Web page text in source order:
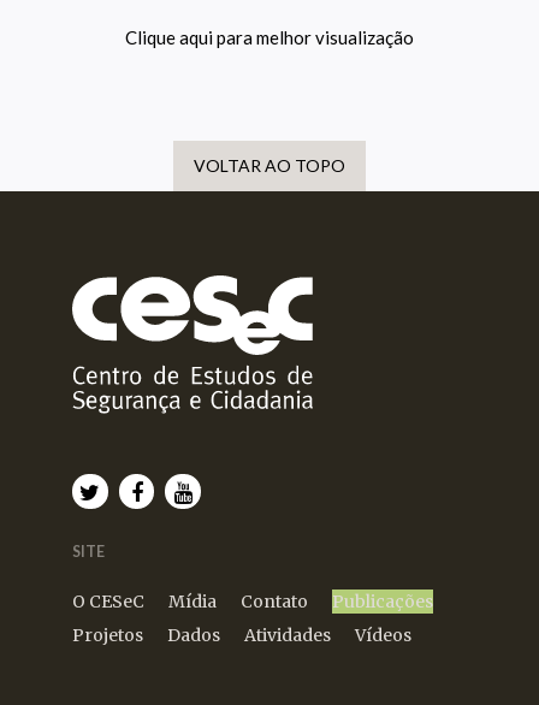
Clique aqui para melhor visualização
VOLTAR AO TOPO
SITE
O CESeC Mídia Contato
Publicações
Projetos
Dados Atividades Vídeos